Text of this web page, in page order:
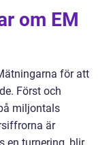
om EM
för att
Först och
miljontals
är